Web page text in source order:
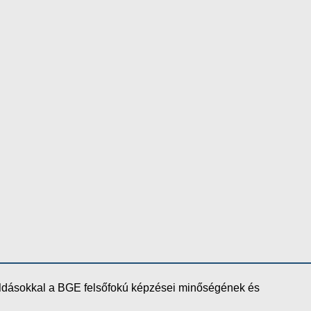
a BGE felsőfokú képzései minőségének és